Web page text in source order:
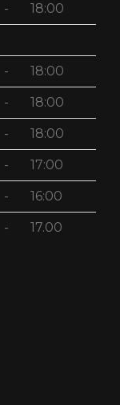
- 18:00
- 18:00
- 18:00
- 18:00
- 17:00
- 16:00
- 17.00